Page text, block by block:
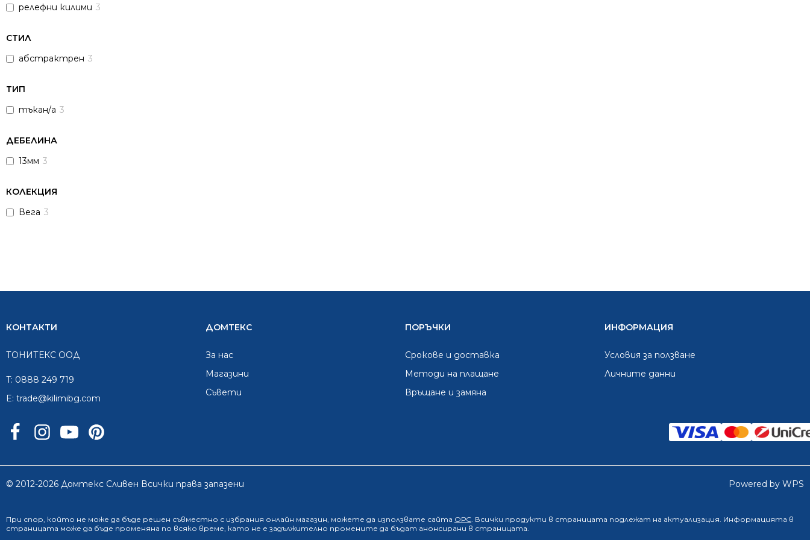
релефни килими 3
СТИЛ
абстрактрен 3
ТИП
тъкан/а 3
ДЕБЕЛИНА
13мм 3
КОЛЕКЦИЯ
Вега 3
КОНТАКТИ
ТОНИТЕКС ООД
T: 0888 249 719
E: trade@kilimibg.com
ДОМТЕКС
За нас
Mагазини
Съвети
ПОРЪЧКИ
Срокове и доставка
Методи на плащане
Връщане и замяна
ИНФОРМАЦИЯ
Условия за ползване
Личните данни
© 2012-2026 Домтекс Сливен Всички права запазени Powered by WPS
При спор, който не може да бъде решен съвместно с избрания онлайн магазин, можете да използвате сайта ОРС. Всички продукти в страницата подлежат на актуализация. Информацията в
страницата може да бъде променяна по всяко време, като не е задължително промените да бъдат анонсирани в страницата.